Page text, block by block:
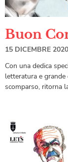
Buon
15 DICEMBRE 2020
Con una dedica
letteratura e grande
scomparso, ritorna